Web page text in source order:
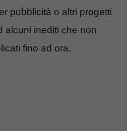
pubblicità o altri progetti
alcuni inediti che non
fino ad ora.